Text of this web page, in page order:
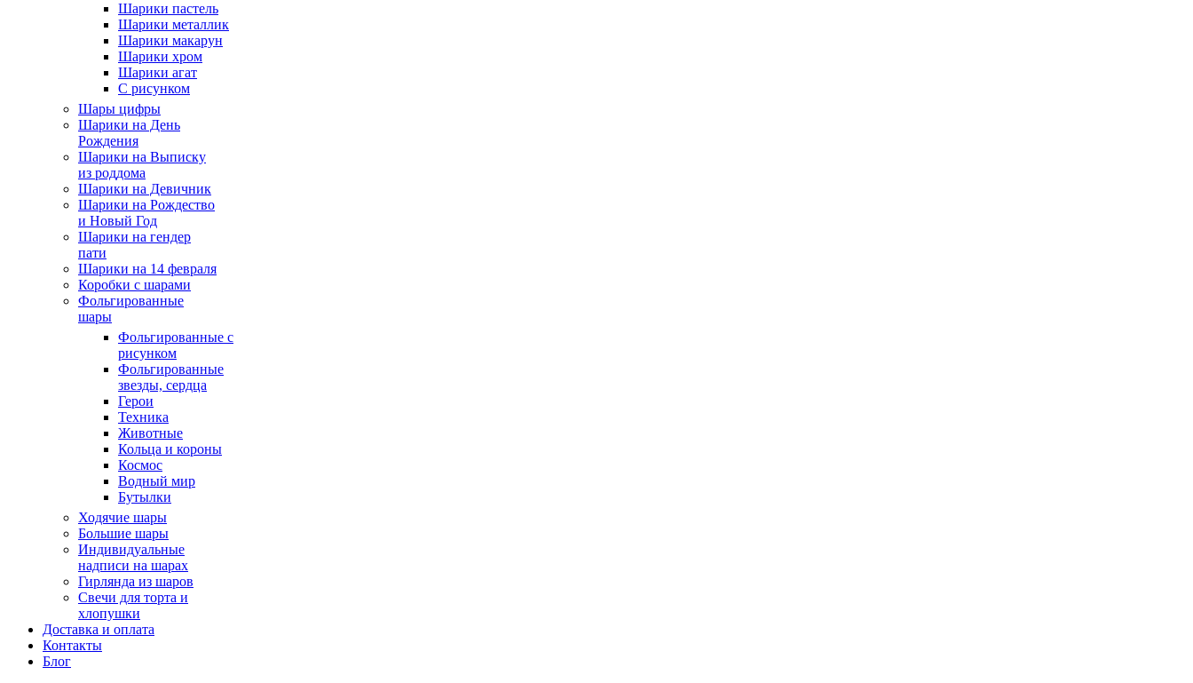
Шарики пастель
Шарики металлик
Шарики макарун
Шарики хром
Шарики агат
С рисунком
Шары цифры
Шарики на День
Рождения
Шарики на Выписку
из роддома
Шарики на Девичник
Шарики на Рождество
и Новый Год
Шарики на гендер
пати
Шарики на 14 февраля
Коробки с шарами
Фольгированные
шары
Фольгированные с
рисунком
Фольгированные
звезды, сердца
Герои
Техника
Животные
Кольца и короны
Космос
Водный мир
Бутылки
Ходячие шары
Большие шары
Индивидуальные
надписи на шарах
Гирлянда из шаров
Свечи для торта и
хлопушки
Доставка и оплата
Контакты
Блог